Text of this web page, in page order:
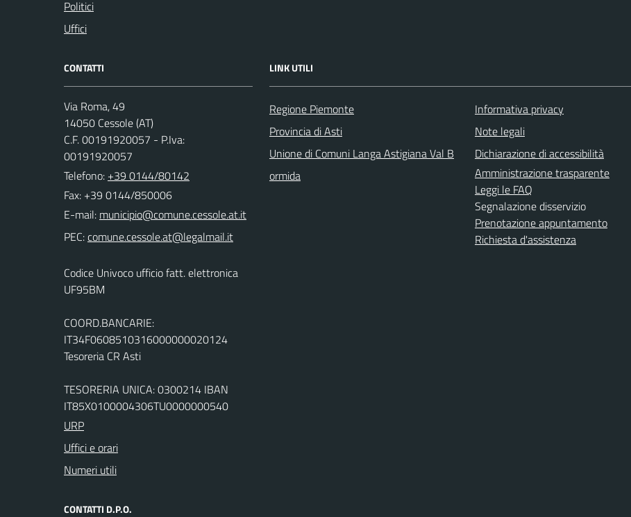
Politici
Uffici
CONTATTI
Via Roma, 49
14050 Cessole (AT)
C.F. 00191920057 - P.Iva:
00191920057
Telefono: +39 0144/80142
Fax: +39 0144/850006
E-mail:
PEC:
Codice Univoco ufficio fatt. elettronica
UF95BM
COORD.BANCARIE:
IT34F0608510316000000020124
Tesoreria CR Asti
TESORERIA UNICA: 0300214 IBAN
IT85X0100004306TU0000000540
URP
Uffici e orari
Numeri utili
CONTATTI D.P.O.
LINK UTILI
Regione Piemonte
Provincia di Asti
Unione di Comuni Langa Astigiana Val B
ormida
Informativa privacy
Note legali
Dichiarazione di accessibilità
Amministrazione trasparente
Leggi le FAQ
Segnalazione disservizio
Prenotazione appuntamento
Richiesta d'assistenza